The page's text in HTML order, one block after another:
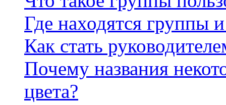
Где находятся группы
Как стать
Почему названия
цвета?